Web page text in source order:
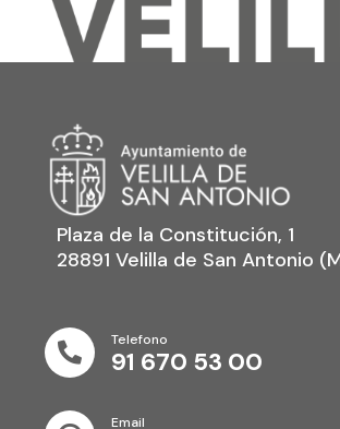
Plaza de la Constitución, 1
28891 Velilla de San Antonio

Telefono
91 670 53 00
Email